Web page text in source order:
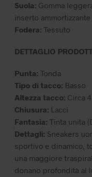
Suola: Gomma
inserto ammortizzante
Fodera: Tessuto
DETTAGLIO
Punta: Tonda
Tipo di tacco: Basso
Altezza tacco: Circa
Chiusura: Lacci
Fantasia: Tinta unita
Dettagli: Sneakers
sportivo e dinamico,
una maggiore
donano profondità al